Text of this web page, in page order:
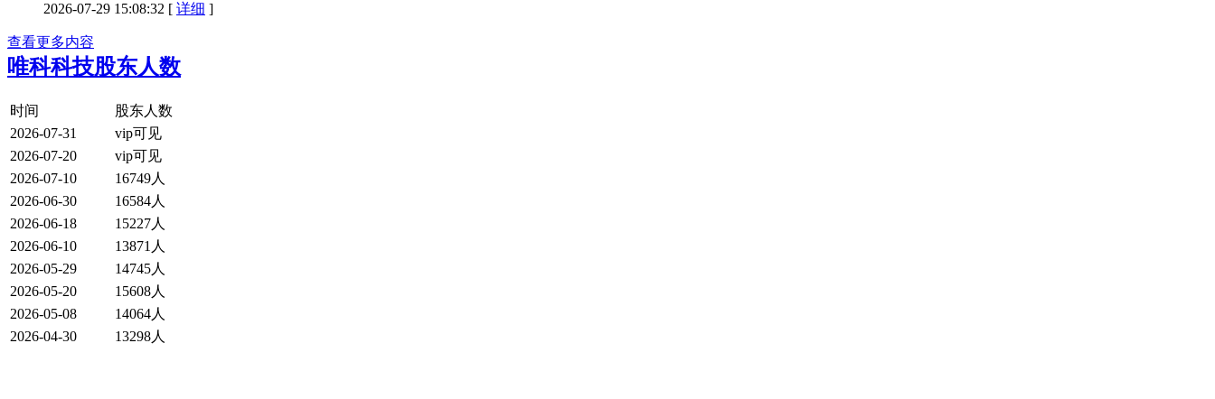
2026-07-29 15:08:32 [ 详细 ]
查看更多内容
唯科科技股东人数
时间
股东人数
2026-07-31
vip可见
2026-07-20
vip可见
2026-07-10
16749人
2026-06-30
16584人
2026-06-18
15227人
2026-06-10
13871人
2026-05-29
14745人
2026-05-20
15608人
2026-05-08
14064人
2026-04-30
13298人